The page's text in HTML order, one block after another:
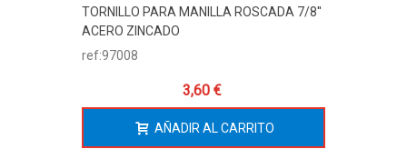
TORNILLO PARA MANILLA ROSCADA 7/8''
ACERO ZINCADO
ref:97008
3,60 €
AÑADIR AL CARRITO